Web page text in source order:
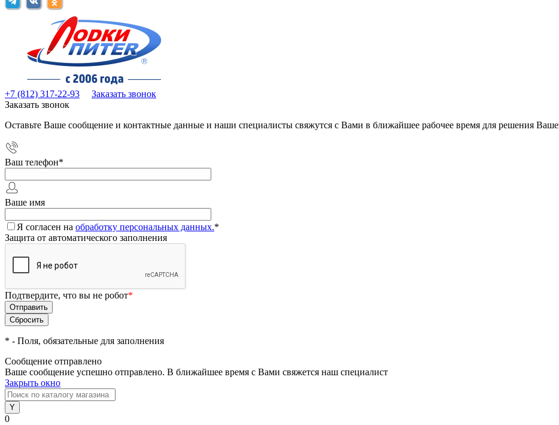
+7 (812) 317-22-93
Заказать звонок
Заказать звонок
Оставьте Ваше сообщение и контактные данные и наши специалисты свяжутся с Вами в ближайшее рабочее время для решения
Ваш телефон*
Ваше имя
Я согласен на обработку персональных данных.*
Защита от автоматического заполнения
Подтвердите, что вы не робот*
* - Поля, обязательные для заполнения
Сообщение отправлено
Ваше сообщение успешно отправлено. В ближайшее время с Вами свяжется наш специалист
Закрыть окно
0